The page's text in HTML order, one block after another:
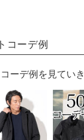
コーデ例
ーデ例を見ていき